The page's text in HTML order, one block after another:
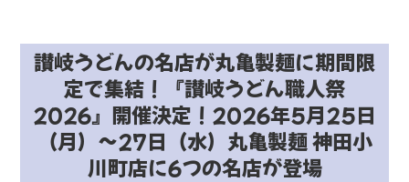
讃岐うどんの名店が丸亀製麺に期間限
定で集結！『讃岐うどん職人祭
2026』開催決定！2026年5月25日
（月）～27日（水）丸亀製麺 神田小
川町店に6つの名店が登場